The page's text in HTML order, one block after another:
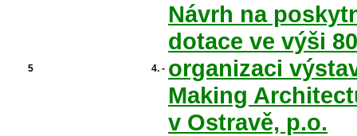
5 4. -
Návrh na
dotace ve výši
organizaci
Making
v Ostravě, p.o.